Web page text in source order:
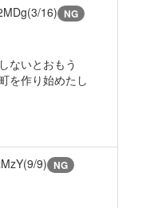
16) NG
ないとおもう
を作り始めたし
9) NG